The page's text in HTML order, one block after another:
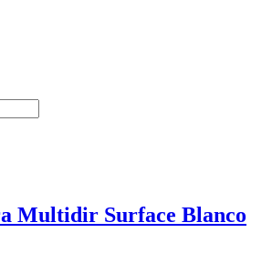
Multidir Surface Blanco